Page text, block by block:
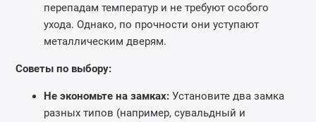
перепадам температур и не требуют особого
ухода. Однако, по прочности они уступают
металлическим дверям.
Советы по выбору:
Не экономьте на замках: Установите два замка
разных типов (например, сувальдный и